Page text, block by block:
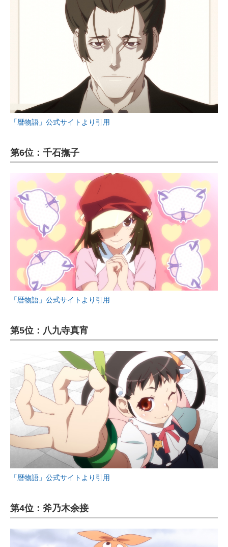
「暦物語」公式サイトより引用
第6位：千石撫子
「暦物語」公式サイトより引用
第5位：八九寺真宵
「暦物語」公式サイトより引用
第4位：斧乃木余接